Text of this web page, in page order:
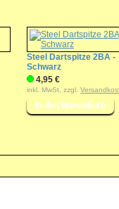
Steel Dartspitze 2BA -
Schwarz
4,95 €
inkl. MwSt, zzgl.